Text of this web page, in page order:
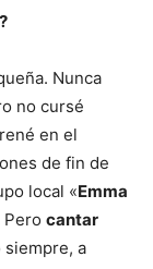
Nunca
no cursé
en el
de fin de
local «Emma
Pero cantar
siempre, a